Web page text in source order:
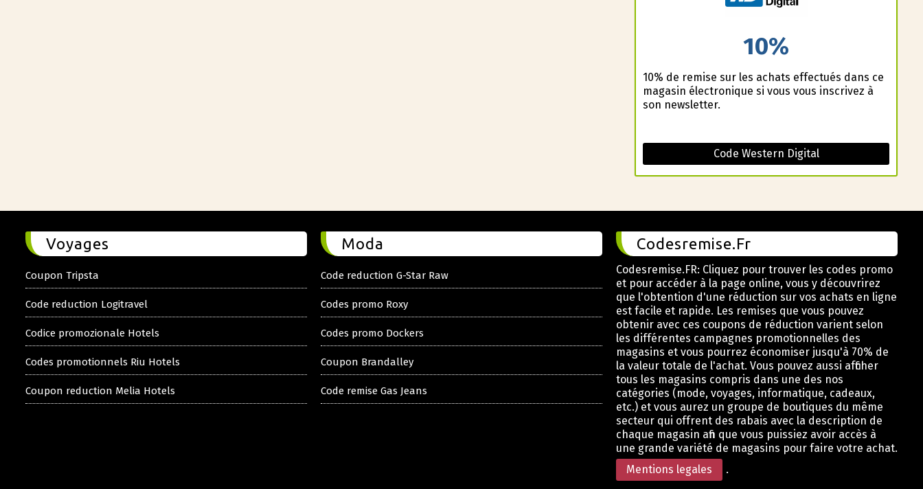
10%
10% de remise sur les achats effectués dans ce
magasin électronique si vous vous inscrivez à
son newsletter.
Code Western Digital
Voyages
Coupon Tripsta
Code reduction Logitravel
Codice promozionale Hotels
Codes promotionnels Riu Hotels
Coupon reduction Melia Hotels
Moda
Code reduction G-Star Raw
Codes promo Roxy
Codes promo Dockers
Coupon Brandalley
Code remise Gas Jeans
Codesremise.Fr
Codesremise.FR: Cliquez pour trouver les codes promo
et pour accéder à la page online, vous y découvrirez
que l'obtention d'une réduction sur vos achats en ligne
est facile et rapide. Les remises que vous pouvez
obtenir avec ces coupons de réduction varient selon
les différentes campagnes promotionnelles des
magasins et vous pourrez économiser jusqu'à 70% de
la valeur totale de l'achat. Vous pouvez aussi afficher
tous les magasins compris dans une des nos
catégories (mode, voyages, informatique, cadeaux,
etc.) et vous aurez un groupe de boutiques du même
secteur qui offrent des rabais avec la description de
chaque magasin afin que vous puissiez avoir accès à
une grande variété de magasins pour faire votre achat.
Mentions legales
.